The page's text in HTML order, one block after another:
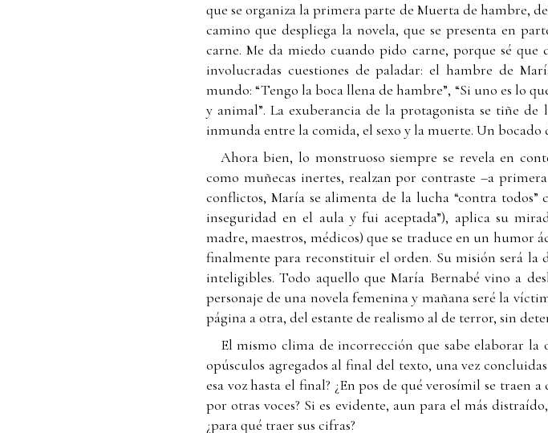
que se organiza la primera parte de Muerta de hambre,
camino que despliega la novela, que se presenta en
carne. Me da miedo cuando pido carne, porque sé que
involucradas cuestiones de paladar: el hambre de
mundo: “Tengo la boca llena de hambre”, “Si uno es lo
y animal”. La exuberancia de la protagonista se tiñe de
inmunda entre la comida, el sexo y la muerte. Un bocado
Ahora bien, lo monstruoso siempre se revela en
como muñecas inertes, realzan por contraste –a
conflictos, María se alimenta de la lucha “contra
inseguridad en el aula y fui aceptada”), aplica su
madre, maestros, médicos) que se traduce en un humor
finalmente para reconstituir el orden. Su misión será la
inteligibles. Todo aquello que María Bernabé vino a
personaje de una novela femenina y mañana seré la
página a otra, del estante de realismo al de terror, sin
El mismo clima de incorrección que sabe elaborar la
opúsculos agregados al final del texto, una vez
esa voz hasta el final? ¿En pos de qué verosímil se traen
por otras voces? Si es evidente, aun para el más
¿para qué traer sus cifras?